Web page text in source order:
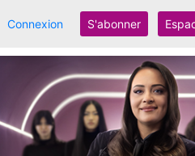
Connexion S'abonner